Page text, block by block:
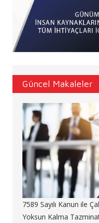
Güncel Makaleler
7589 Sayılı Kanun ile
Yoksun Kalma